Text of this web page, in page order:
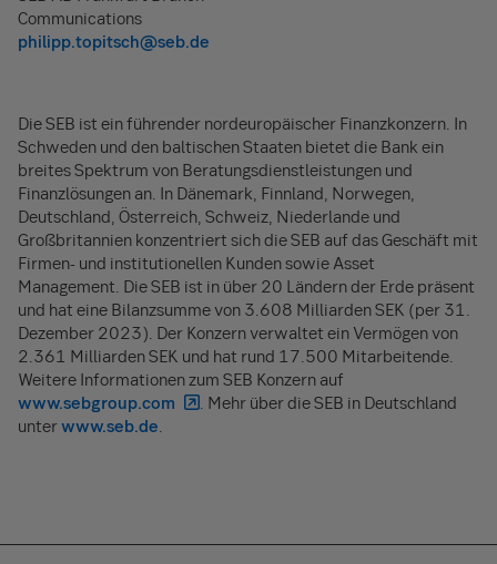
Communications
philipp.topitsch@seb.de
Die SEB ist ein führender nordeuropäischer Finanzkonzern. In
Schweden und den baltischen Staaten bietet die Bank ein
breites Spektrum von Beratungsdienstleistungen und
Finanzlösungen an. In Dänemark, Finnland, Norwegen,
Deutschland, Österreich, Schweiz, Niederlande und
Großbritannien konzentriert sich die SEB auf das Geschäft mit
Firmen- und institutionellen Kunden sowie Asset
Management. Die SEB ist in über 20 Ländern der Erde präsent
und hat eine Bilanzsumme von 3.608 Milliarden SEK (per 31.
Dezember 2023). Der Konzern verwaltet ein Vermögen von
2.361 Milliarden SEK und hat rund 17.500 Mitarbeitende.
Weitere Informationen zum SEB Konzern auf
www.sebgroup.com
. Mehr über die SEB in Deutschland
unterwww.seb.de.